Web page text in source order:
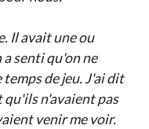
Il avait une ou
senti qu'on ne
de jeu. J'ai dit
qu'ils n'avaient pas
venir me voir.